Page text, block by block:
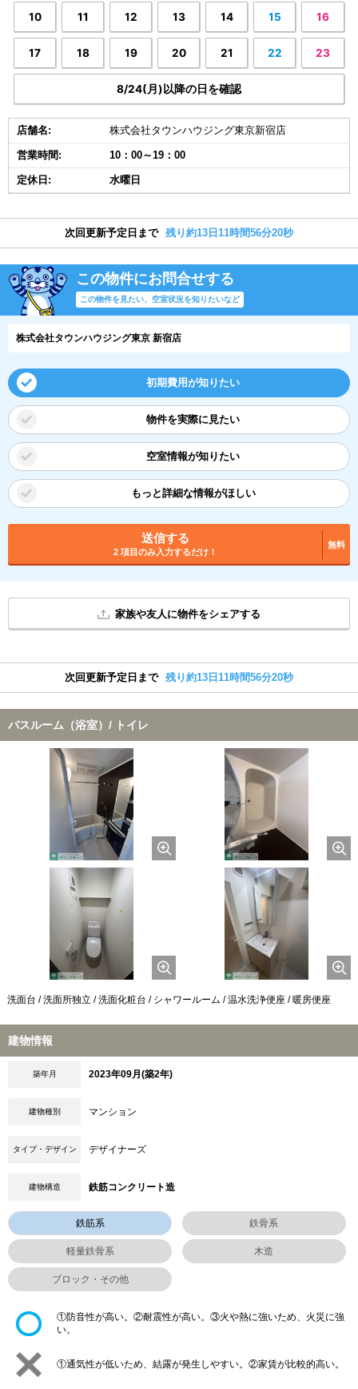
10 11 12 13 14 15 16
17 18 19 20 21 22 23
8/24(月)以降の日を確認
店舗名: 株式会社タウンハウジング東京新宿店
営業時間: 10：00～19：00
定休日: 水曜日
次回更新予定日まで 残り約13日11時間56分19秒
この物件にお問合せする
この物件を見たい、空室状況を知りたいなど
株式会社タウンハウジング東京 新宿店
初期費用が知りたい
物件を実際に見たい
空室情報が知りたい
もっと詳細な情報がほしい
送信する
2 項目のみ入力するだけ！
無料
家族や友人に物件をシェアする
次回更新予定日まで 残り約13日11時間56分19秒
バスルーム（浴室）/ トイレ
洗面台 / 洗面所独立 / 洗面化粧台 / シャワールーム / 温水洗浄便座 / 暖房便座
建物情報
築年月 2023年09月(築2年)
建物種別 マンション
タイプ・デザイン デザイナーズ
建物構造 鉄筋コンクリート造
鉄筋系 鉄骨系
軽量鉄骨系 木造
ブロック・その他
①防音性が高い。②耐震性が高い。③火や熱に強いため、火災に強
い。
①通気性が低いため、結露が発生しやすい。②家賃が比較的高い。